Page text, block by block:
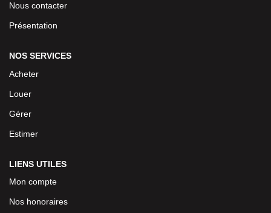
Nous contacter
Présentation
NOS SERVICES
Acheter
Louer
Gérer
Estimer
LIENS UTILES
Mon compte
Nos honoraires